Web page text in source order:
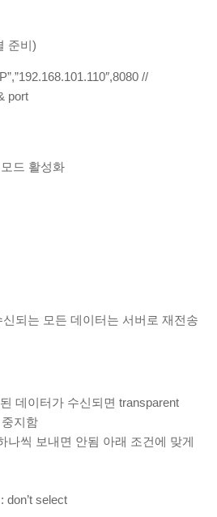
준비)
//
port
드 활성화
되는 모든 데이터는 서버로 재전송
데이터가 수신되면 transparent
지함
나씩 보내면 안됨 아래 조건에 맞게
don’t select